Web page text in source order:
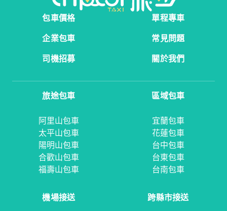
包車價格
單程專車
企業包車
常見問題
司機招募
關於我們
旅途包車
阿里山包車
太平山包車
陽明山包車
合歡山包車
福壽山包車
區域包車
宜蘭包車
花蓮包車
台中包車
台東包車
台南包車
機場接送 跨縣市接送